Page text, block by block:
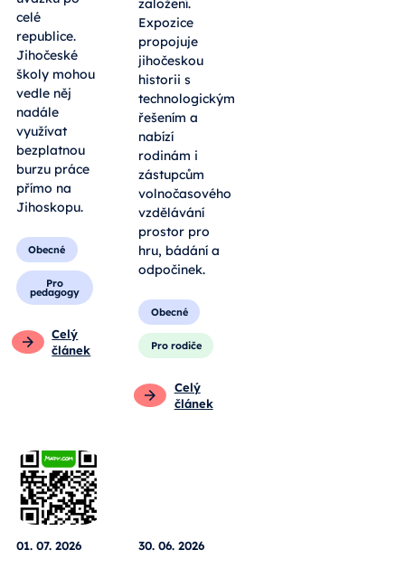
celé
republice.
Jihočeské
školy mohou
vedle něj
nadále
využívat
bezplatnou
burzu práce
přímo na
Jihoskopu.
Obecné
Pro
pedagogy
Celý
článek
založení.
Expozice
propojuje
jihočeskou
historii s
technologickým
řešením a
nabízí
rodinám i
zástupcům
volnočasového
vzdělávání
prostor pro
hru, bádání a
odpočinek.
Obecné
Pro rodiče
Celý
článek
01. 07. 2026 30. 06. 2026